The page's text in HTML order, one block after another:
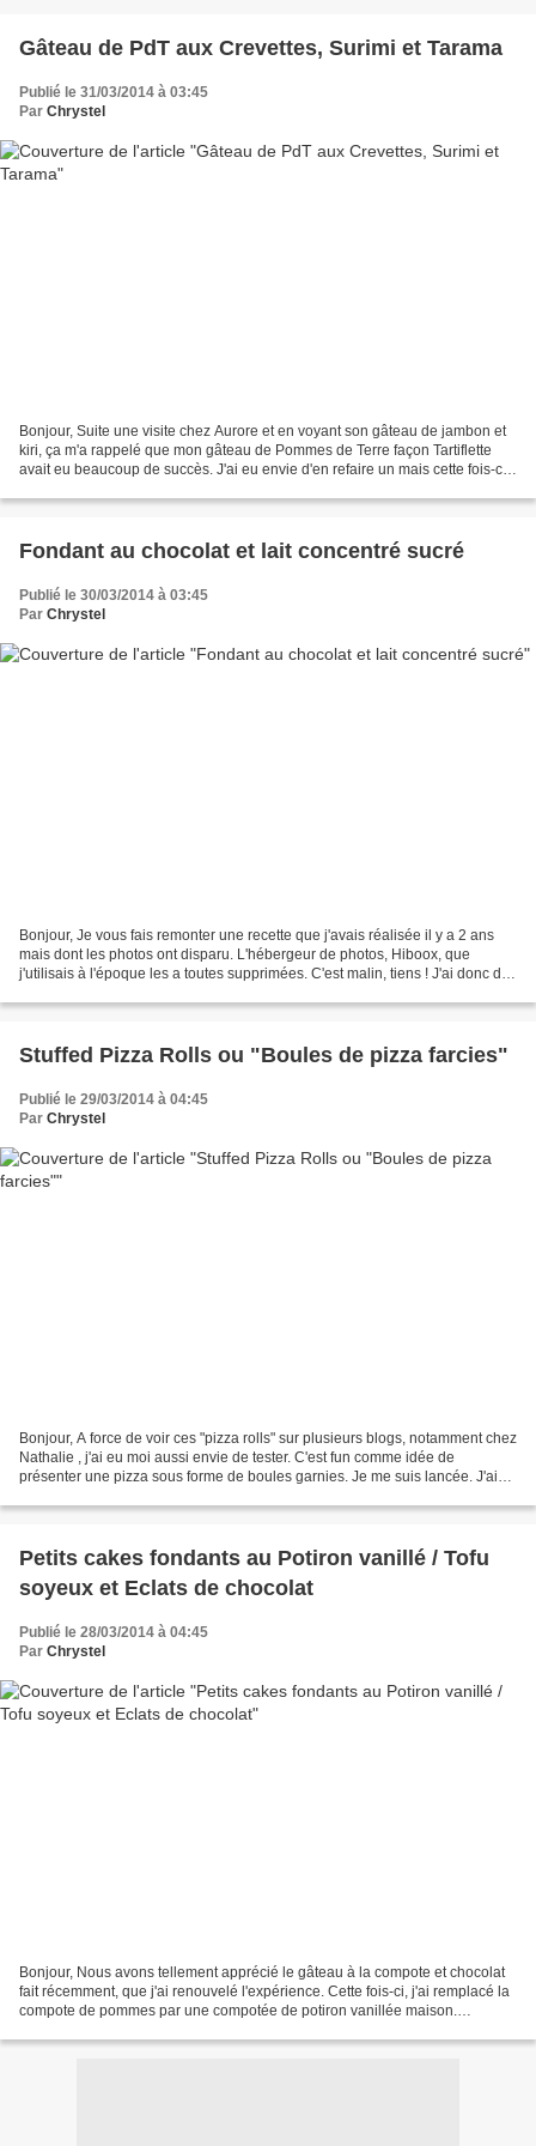
Gâteau de PdT aux Crevettes, Surimi et Tarama
Publié le 31/03/2014 à 03:45
Par Chrystel
Bonjour, Suite une visite chez Aurore et en voyant son gâteau de jambon et
kiri, ça m'a rappelé que mon gâteau de Pommes de Terre façon Tartiflette
avait eu beaucoup de succès. J'ai eu envie d'en refaire un mais cette fois-ci,
Fondant au chocolat et lait concentré sucré
Publié le 30/03/2014 à 03:45
Par Chrystel
Bonjour, Je vous fais remonter une recette que j'avais réalisée il y a 2 ans
mais dont les photos ont disparu. L'hébergeur de photos, Hiboox, que
j'utilisais à l'époque les a toutes supprimées. C'est malin, tiens ! J'ai donc de
Stuffed Pizza Rolls ou "Boules de pizza farcies"
Publié le 29/03/2014 à 04:45
Par Chrystel
Bonjour, A force de voir ces "pizza rolls" sur plusieurs blogs, notamment chez
Nathalie , j'ai eu moi aussi envie de tester. C'est fun comme idée de
présenter une pizza sous forme de boules garnies. Je me suis lancée. J'ai
Petits cakes fondants au Potiron vanillé / Tofu
soyeux et Eclats de chocolat
Publié le 28/03/2014 à 04:45
Par Chrystel
Bonjour, Nous avons tellement apprécié le gâteau à la compote et chocolat
fait récemment, que j'ai renouvelé l'expérience. Cette fois-ci, j'ai remplacé la
compote de pommes par une compotée de potiron vanillée maison.